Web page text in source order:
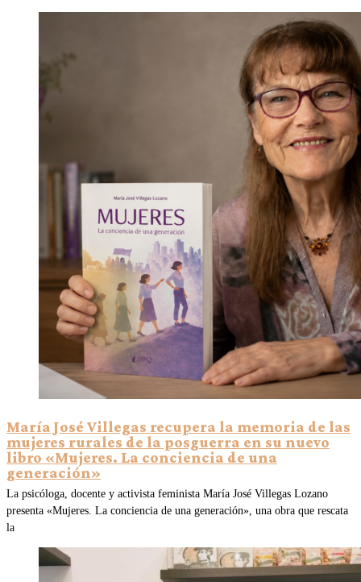
María José Villegas recupera la memoria de las
mujeres rurales de la posguerra en su nuevo
libro «Mujeres. La conciencia de una
generación»
La psicóloga, docente y activista feminista María José Villegas Lozano
presenta «Mujeres. La conciencia de una generación», una obra que rescata
la